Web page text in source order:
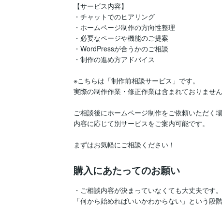
【サービス内容】
・チャットでのヒアリング
・ホームページ制作の方向性整理
・必要なページや機能のご提案
・WordPressが合うかのご相談
・制作の進め方アドバイス
※こちらは「制作前相談サービス」です。
実際の制作作業・修正作業は含まれておりません
ご相談後にホームページ制作をご依頼いただく場
内容に応じて別サービスをご案内可能です。
まずはお気軽にご相談ください！
購入にあたってのお願い
・ご相談内容が決まっていなくても大丈夫です。
「何から始めればいいかわからない」という段